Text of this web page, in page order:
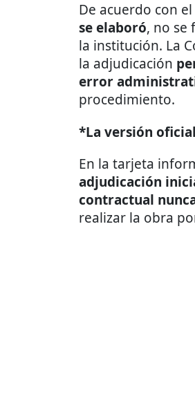
De acuerdo con
se elaboró, no se
la institución. La
la adjudicación
error
procedimiento.
*La versión
En la tarjeta
adjudicación
contractual
realizar la obra